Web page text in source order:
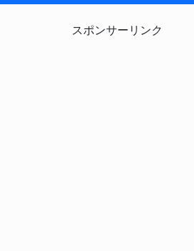
スポンサーリンク